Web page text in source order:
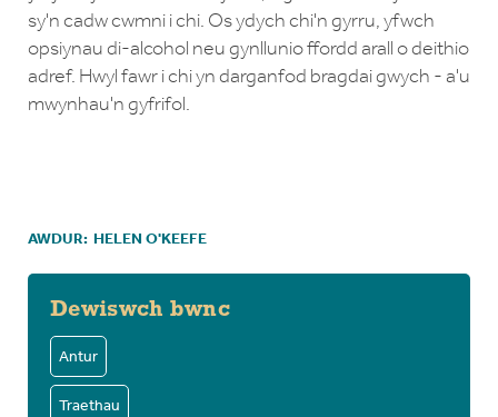
sy'n cadw cwmni i chi. Os ydych chi'n gyrru, yfwch
opsiynau di-alcohol neu gynllunio ffordd arall o deithio
adref. Hwyl fawr i chi yn darganfod bragdai gwych - a'u
mwynhau'n gyfrifol.
AWDUR: HELEN O'KEEFE
Dewiswch bwnc
Antur
Traethau